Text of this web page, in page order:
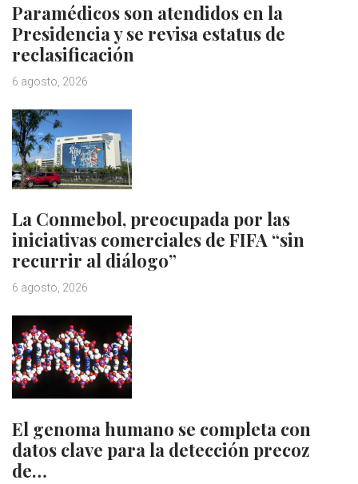
Paramédicos son atendidos en la
Presidencia y se revisa estatus de
reclasificación
6 agosto, 2026
La Conmebol, preocupada por las
iniciativas comerciales de FIFA “sin
recurrir al diálogo”
6 agosto, 2026
El genoma humano se completa con
datos clave para la detección precoz
de…